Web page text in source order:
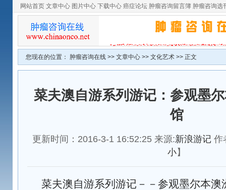
网站首页 文章中心 图片中心 下载中心 癌症论坛 肿瘤咨询留言簿 肿瘤咨询选
您现在的位置： 肿瘤咨询在线 >> 文章中心 >> 文化艺术 >> 正文
菜夫澳自游系列游记：参观墨
馆
更新时间：2016-3-1 16:52:25 来源:新浪游记作
小】
菜夫澳自游系列游记－－参观墨尔本澳